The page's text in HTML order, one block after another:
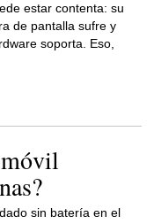
estar contenta: su
de pantalla sufre y
soporta. Eso,
sin batería en el